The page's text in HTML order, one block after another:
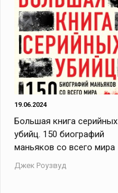
19.06.2024
Большая книга серийных
убийц. 150 биографий
маньяков со всего мира
Джек Роузвуд